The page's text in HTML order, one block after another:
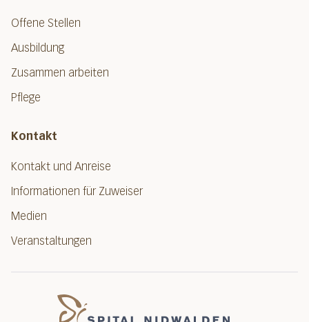
Offene Stellen
Ausbildung
Zusammen arbeiten
Pflege
Kontakt
Kontakt und Anreise
Informationen für Zuweiser
Medien
Veranstaltungen